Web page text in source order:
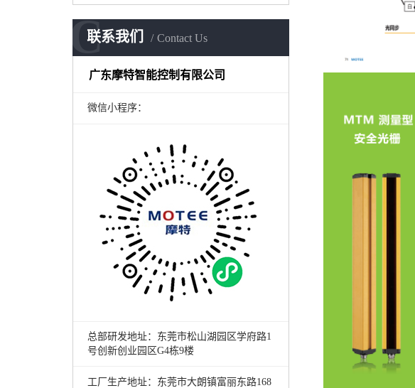
联系我们 Contact Us
C
广东摩特智能控制有限公司
微信小程序：
总部研发地址：东莞市松山湖园区学府路1
号创新创业园区G4栋9楼
工厂生产地址：东莞市大朗镇富丽东路168